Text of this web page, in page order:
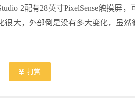
2配有28英寸PixelSense触摸屏
很大，外部倒是没有多大变化，虽
打赏